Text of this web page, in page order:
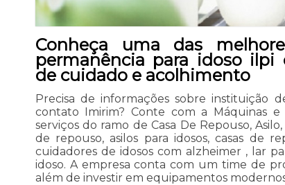
Conheça uma das
permanência para idoso
de cuidado e acolhimento
Precisa de informações sobre instituição
contato Imirim? Conte com a Máquinas e
serviços do ramo de Casa De Repouso,
de repouso, asilos para idosos, casas de
cuidadores de idosos com alzheimer , lar
idoso. A empresa conta com um time de
além de investir em equipamentos